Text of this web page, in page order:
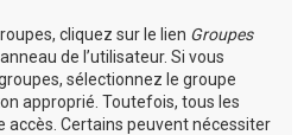
cliquez sur le lien Groupes
de l’utilisateur. Si vous
sélectionnez le groupe
approprié. Toutefois, tous les
accès. Certains peuvent nécessiter